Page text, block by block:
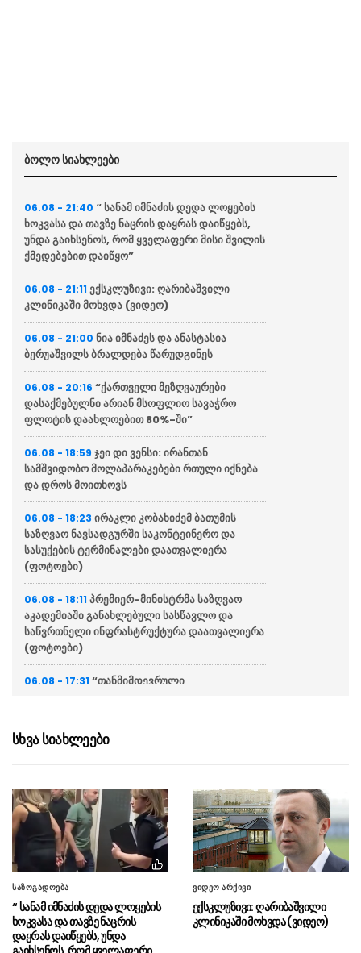
ბოლო სიახლეები
06.08 - 21:40 “ სანამ იმნაძის დედა ლოყების
ხოკვასა და თავზე ნაცრის დაყრას დაიწყებს,
უნდა გაიხსენოს, რომ ყველაფერი მისი შვილის
ქმედებებით დაიწყო”
06.08 - 21:11 ექსკლუზივი: ღარიბაშვილი
კლინიკაში მოხვდა (ვიდეო)
06.08 - 21:00 ნია იმნაძეს და ანასტასია
ბერუაშვილს ბრალდება წარუდგინეს
06.08 - 20:16 “ქართველი მეზღვაურები
დასაქმებულნი არიან მსოფლიო სავაჭრო
ფლოტის დაახლოებით 80%-ში”
06.08 - 18:59 ჯეი დი ვენსი: ირანთან
სამშვიდობო მოლაპარაკებები რთული იქნება
და დროს მოითხოვს
06.08 - 18:23 ირაკლი კობახიძემ ბათუმის
საზღვაო ნავსადგურში საკონტეინერო და
სასუქების ტერმინალები დაათვალიერა
(ფოტოები)
06.08 - 18:11 პრემიერ-მინისტრმა საზღვაო
აკადემიაში განახლებული სასწავლო და
საწვრთნელი ინფრასტრუქტურა დაათვალიერა
(ფოტოები)
06.08 - 17:31 “თანმიმდევრული
ქვეყნის სატრანსპორტო ქსელის
განვითარებისთვის“
ვუთმობთ საქართველოს რკინიგზის
განვითარებას”
06.08 - 17:13 “ჩვენს ქვეყანაში ჩამოსულ
სტუმრებს შეეძლებათ, თბილისიდან ბათუმში
და ბათუმიდან ჩვენს დედაქალაქში 4 საათში
ჩამოვიდნენ”
06.08 - 16:33ირაკლი კობახიძე – სათანადო
ვადებში ბოლომდე იქნება მიყვანილი
სხვა სიახლეები
საზოგადოება
“ სანამ იმნაძის დედა ლოყების
ხოკვასა და თავზე ნაცრის
დაყრას დაიწყებს, უნდა
ვიდეო არქივი
ექსკლუზივი: ღარიბაშვილი
კლინიკაში მოხვდა (ვიდეო)